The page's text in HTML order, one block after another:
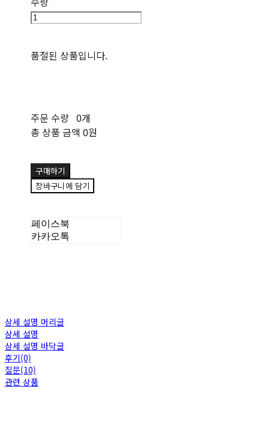
품절된 상품입니다.
주문 수량 0개
총 상품 금액 0원
구매하기
장바구니에 담기
페이스북
카카오톡
상세 설명 머리글
상세 설명
상세 설명 바닥글
후기(0)
질문(10)
관련 상품